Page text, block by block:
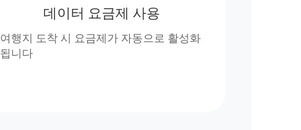
데이터 요금제 사용
여행지 도착 시 요금제가 자동으로 활성화
됩니다